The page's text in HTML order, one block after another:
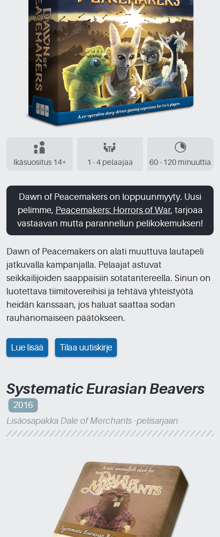
Ikäsuositus 14+ 1 - 4 pelaajaa 60 - 120 minuuttia
Dawn of Peacemakers on loppuunmyyty. Uusi
pelimme, Peacemakers: Horrors of War, tarjoaa
vastaavan mutta parannellun pelikokemuksen!
Dawn of Peacemakers on alati muuttuva lautapeli
jatkuvalla kampanjalla. Pelaajat astuvat
seikkailijoiden saappaisiin sotatantereella. Sinun on
luotettava tiimitovereihisi ja tehtävä yhteistyötä
heidän kanssaan, jos haluat saattaa sodan
rauhanomaiseen päätökseen.
Lue lisää Tilaa uutiskirje
Systematic Eurasian Beavers
2016
Lisäosapakka Dale of Merchants -pelisarjaan